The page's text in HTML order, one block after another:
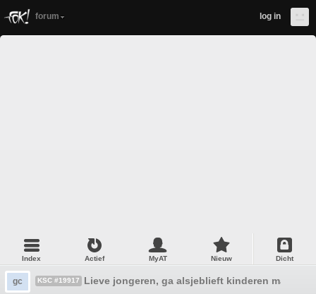
forum log in
Index Actief MyAT Nieuw Dicht
gc KSC #19917 Lieve jongeren, ga alsjeblieft kinderen maken